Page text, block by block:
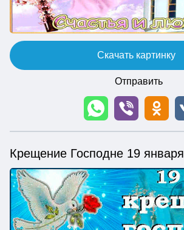
Скачать картинку
Отправить
Крещение Господне 19 января